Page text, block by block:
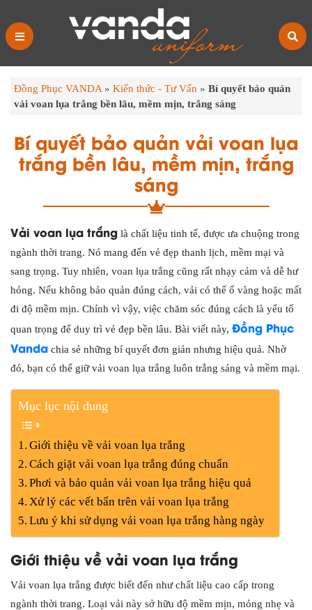
Đồng Phục VANDA » Kiến thức - Tư Vấn » Bí quyết bảo quản
vải voan lụa trắng bền lâu, mềm mịn, trắng sáng
Bí quyết bảo quản vải voan lụa
trắng bền lâu, mềm mịn, trắng
sáng
Vải voan lụa trắng là chất liệu tinh tế, được ưa chuộng trong
ngành thời trang. Nó mang đến vẻ đẹp thanh lịch, mềm mại và
sang trọng. Tuy nhiên, voan lụa trắng cũng rất nhạy cảm và dễ hư
hỏng. Nếu không bảo quản đúng cách, vải có thể ố vàng hoặc mất
đi độ mềm mịn. Chính vì vậy, việc chăm sóc đúng cách là yếu tố
quan trọng để duy trì vẻ đẹp bền lâu. Bài viết này, Đồng Phục
Vanda chia sẻ những bí quyết đơn giản nhưng hiệu quả. Nhờ
đó, bạn có thể giữ vải voan lụa trắng luôn trắng sáng và mềm mại.
Mục lục nội dung
Giới thiệu về vải voan lụa trắng
Cách giặt vải voan lụa trắng đúng chuẩn
Phơi và bảo quản vải voan lụa trắng hiệu quả
Xử lý các vết bẩn trên vải voan lụa trắng
Lưu ý khi sử dụng vải voan lụa trắng hàng ngày
Giới thiệu về vải voan lụa trắng
Vải voan lụa trắng được biết đến như chất liệu cao cấp trong
ngành thời trang. Loại vải này sở hữu độ mềm mịn, mỏng nhẹ và